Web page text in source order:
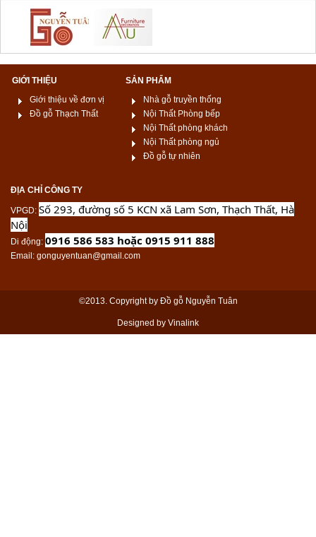
GIỚI THIỆU
Giới thiệu về đơn vị
Đồ gỗ Thạch Thất
SẢN PHẨM
Nhà gỗ truyền thống
Nội Thất Phòng bếp
Nội Thất phòng khách
Nội Thất phòng ngủ
Đồ gỗ tự nhiên
ĐỊA CHỈ CÔNG TY
VPGD: Số 293, đường số 5 KCN xã Lam Sơn, Thạch Thất, Hà
Nội
Di động: 0916 586 583 hoặc 0915 911 888
Email : gonguyentuan@gmail.com
©2013. Copyright by Đồ gỗ Nguyễn Tuân
Designed by Vinalink